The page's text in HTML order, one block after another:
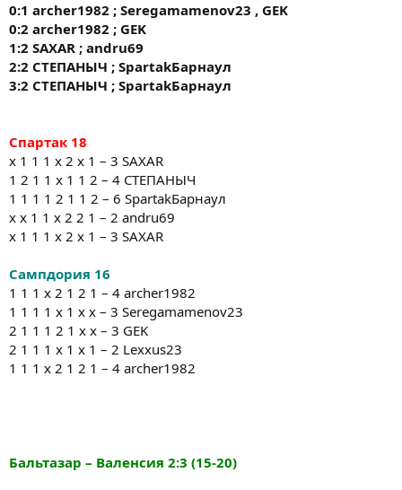
0:1 archer1982 ; Seregamamenov23 , GEK
0:2 archer1982 ; GEK
1:2 SAXAR ; andru69
2:2 СТЕПАНЫЧ ; SpartakБарнаул
3:2 СТЕПАНЫЧ ; SpartakБарнаул
Спартак 18
x 1 1 1 x 2 x 1 – 3 SAXAR
1 2 1 1 х 1 1 2 – 4 СТЕПАНЫЧ
1 1 1 1 2 1 1 2 – 6 SpartakБарнаул
х х 1 1 х 2 2 1 – 2 andru69
x 1 1 1 x 2 x 1 – 3 SAXAR
Сампдория 16
1 1 1 х 2 1 2 1 – 4 archer1982
1 1 1 1 х 1 х х – 3 Seregamamenov23
2 1 1 1 2 1 х х – 3 GEK
2 1 1 1 х 1 х 1 – 2 Lexxus23
1 1 1 х 2 1 2 1 – 4 archer1982
Бальтазар – Валенсия 2:3 (15-20)